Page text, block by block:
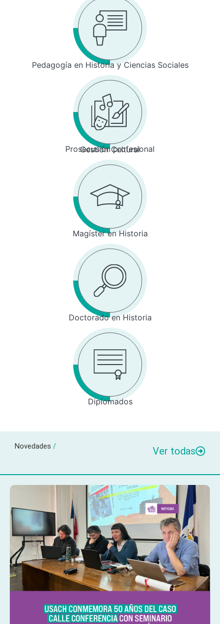
Pedagogía en Historia y Ciencias Sociales
Prosecusión profesional
Gestión Cultural
Magíster en Historia
Doctorado en Historia
Diplomados
Novedades / Ver todas